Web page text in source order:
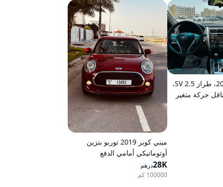
نيسان ألتيما 2015، طراز 2.5 SV،
حركة متغير
ميني كوبر 2019 توربو بنزين
أوتوماتيكي أمامي الدفع
28Kدرهم
100000 كم